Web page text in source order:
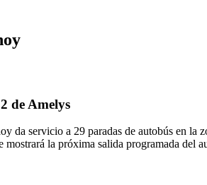
de Amelys
servicio a 29 paradas de autobús en la
la próxima salida programada